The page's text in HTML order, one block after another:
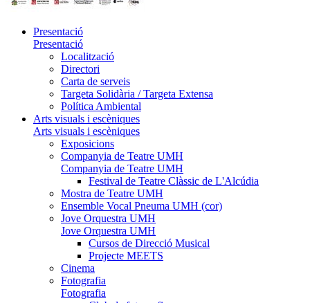
Presentació
Presentació
Localització
Directori
Carta de serveis
Targeta Solidària / Targeta Extensa
Política Ambiental
Arts visuals i escèniques
Arts visuals i escèniques
Exposicions
Companyia de Teatre UMH
Companyia de Teatre UMH
Festival de Teatre Clàssic de L'Alcúdia
Mostra de Teatre UMH
Ensemble Vocal Pneuma UMH (cor)
Jove Orquestra UMH
Jove Orquestra UMH
Cursos de Direcció Musical
Projecte MEETS
Cinema
Fotografia
Fotografia